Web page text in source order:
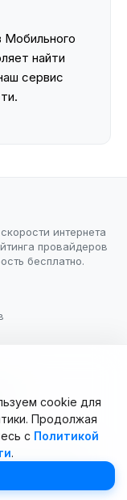
Мобильного
найти
сервис
интернета
провайдеров
бесплатно.
В.В.). Все права
cookie для
Продолжая
с Политикой
.